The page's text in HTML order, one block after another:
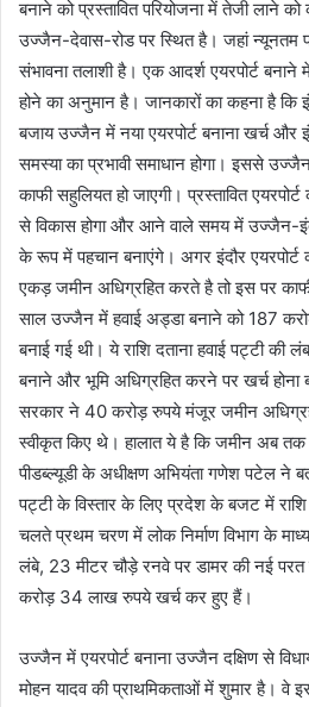
बनाने को प्रस्तावित परियोजना में तेजी लाने
उज्जैन-देवास-रोड पर स्थित है। जहां न्यूनतम
संभावना तलाशी है। एक आदर्श एयरपोर्ट
होने का अनुमान है। जानकारों का कहना है कि
बजाय उज्जैन में नया एयरपोर्ट बनाना खर्च
समस्या का प्रभावी समाधान होगा। इससे
काफी सहुलियत हो जाएगी। प्रस्तावित
से विकास होगा और आने वाले समय में उज्जैन-
के रूप में पहचान बनाएंगे। अगर इंदौर
एकड़ जमीन अधिग्रहित करते है तो इस पर
साल उज्जैन में हवाई अड्डा बनाने को 187
बनाई गई थी। ये राशि दताना हवाई पट्टी की
बनाने और भूमि अधिग्रहित करने पर खर्च होना
सरकार ने 40 करोड़ रुपये मंजूर जमीन
स्वीकृत किए थे। हालात ये है कि जमीन अब तक
पीडब्ल्यूडी के अधीक्षण अभियंता गणेश पटेल ने
पट्टी के विस्तार के लिए प्रदेश के बजट में राशि
चलते प्रथम चरण में लोक निर्माण विभाग के
लंबे, 23 मीटर चौड़े रनवे पर डामर की नई परत
करोड़ 34 लाख रुपये खर्च कर हुए हैं।
उज्जैन में एयरपोर्ट बनाना उज्जैन दक्षिण से
मोहन यादव की प्राथमिकताओं में शुमार है।